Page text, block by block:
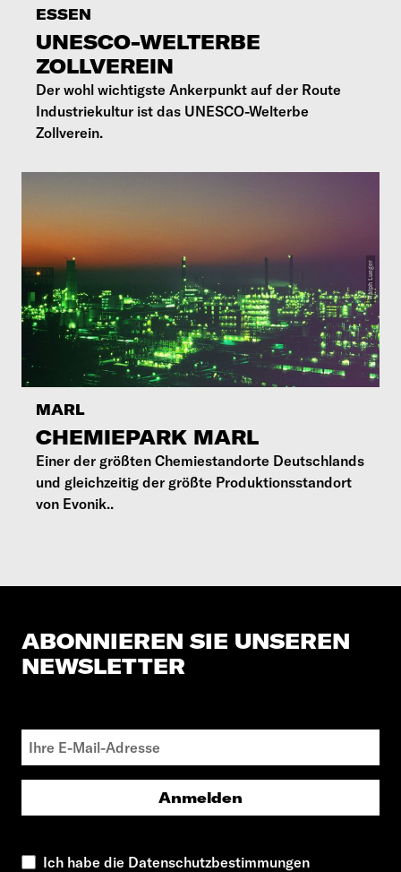
ESSEN
UNESCO-WELTERBE
ZOLLVEREIN
Der wohl wichtigste Ankerpunkt auf der Route
Industriekultur ist das UNESCO-Welterbe
Zollverein.
MARL
CHEMIEPARK MARL
Einer der größten Chemiestandorte Deutschlands
und gleichzeitig der größte Produktionsstandort
von Evonik..
ABONNIEREN SIE UNSEREN
NEWSLETTER
Anmelden
Ich habe die Datenschutzbestimmungen